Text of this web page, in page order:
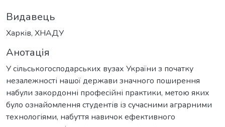
Видавець
Харків, ХНАДУ
Анотація
У сільськогосподарських вузах України з початку
незалежності нашої держави значного поширення
набули закордонні професійні практики, метою яких
було ознайомлення студентів із сучасними аграрними
технологіями, набуття навичок ефективного